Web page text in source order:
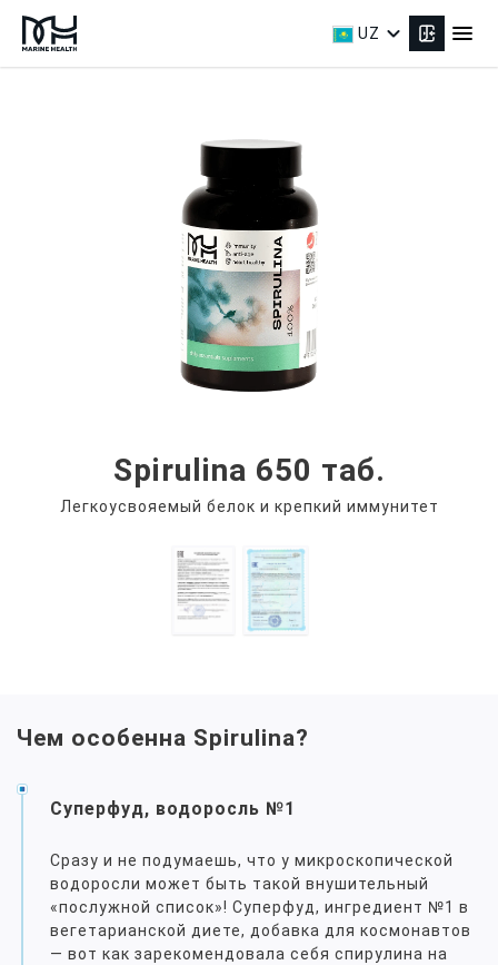
UZ expand_more menu
Spirulina 650 таб.
Легкоусвояемый белок и крепкий иммунитет
Чем особенна Spirulina?
Суперфуд, водоросль №1
Сразу и не подумаешь, что у микроскопической
водоросли может быть такой внушительный
«послужной список»! Суперфуд, ингредиент №1 в
вегетарианской диете, добавка для космонавтов
— вот как зарекомендовала себя спирулина на